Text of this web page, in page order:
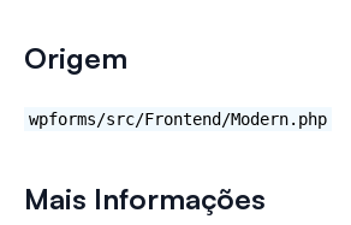
Origem
wpforms/src/Frontend/Modern.php
Mais Informações